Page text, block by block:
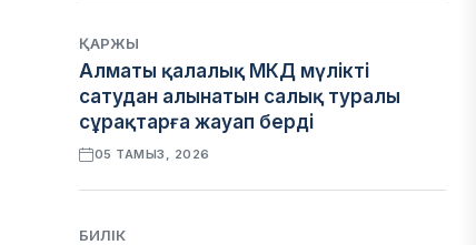
ҚАРЖЫ
Алматы қалалық МКД мүлікті
сатудан алынатын салық туралы
сұрақтарға жауап берді
05 ТАМЫЗ, 2026
БИЛІК